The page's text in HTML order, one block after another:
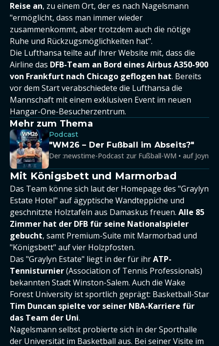
Reise an, zu einem Ort, der es nach Nagelsmann
"ermöglicht, dass man immer wieder
zusammenkommt, aber trotzdem auch die nötige
Ruhe und Rückzugsmöglichkeiten hat".
Die Lufthansa teilte auf ihrer Website mit, dass die
Airline das DFB-Team an Bord eines Airbus A350-900
von Frankfurt nach Chicago geflogen hat. Bereits
vor dem Start verabschiedete die Lufthansa die
Mannschaft mit einem exklusiven Event im neuen
Hangar-One-Besucherzentrum.
Mehr zum Thema
Podcast
"WM26 – Der Fußball im Abseits?"
Der :newstime-Podcast zur Fußball-WM • auf Joyn
Mit Königsbett und Marmorbad
Das Team könne sich laut der Homepage des "Graylyn
Estate Hotel" auf ägyptische Wandteppiche und
geschnitzte Holztafeln aus Damaskus freuen. Alle 85
Zimmer hat der DFB für seine Nationalspieler
gebucht, samt Premium-Suite mit Marmorbad und
"Königsbett" auf vier Holzpfosten.
Das "Graylyn Estate" liegt in der für ihrATP-
Tennisturnier(Association of Tennis Professionals)
bekannten Stadt Winston-Salem. Auch die Wake
Forest University ist sportlich geprägt: Basketball-Star
Tim Duncan spielte vor seiner NBA-Karriere für
das Team der Uni.
Nagelsmann selbst probierte sich in der Sporthalle
der Universität im Basketball aus. Bei seiner Visite im